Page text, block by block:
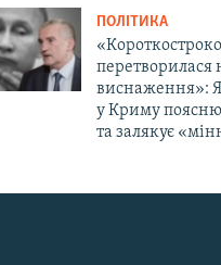
ПОЛІТИКА
перетворилася
виснаження»:
у Криму
та залякує